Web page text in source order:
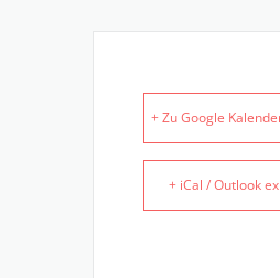
+ Zu Google
+ iCal / Outlook